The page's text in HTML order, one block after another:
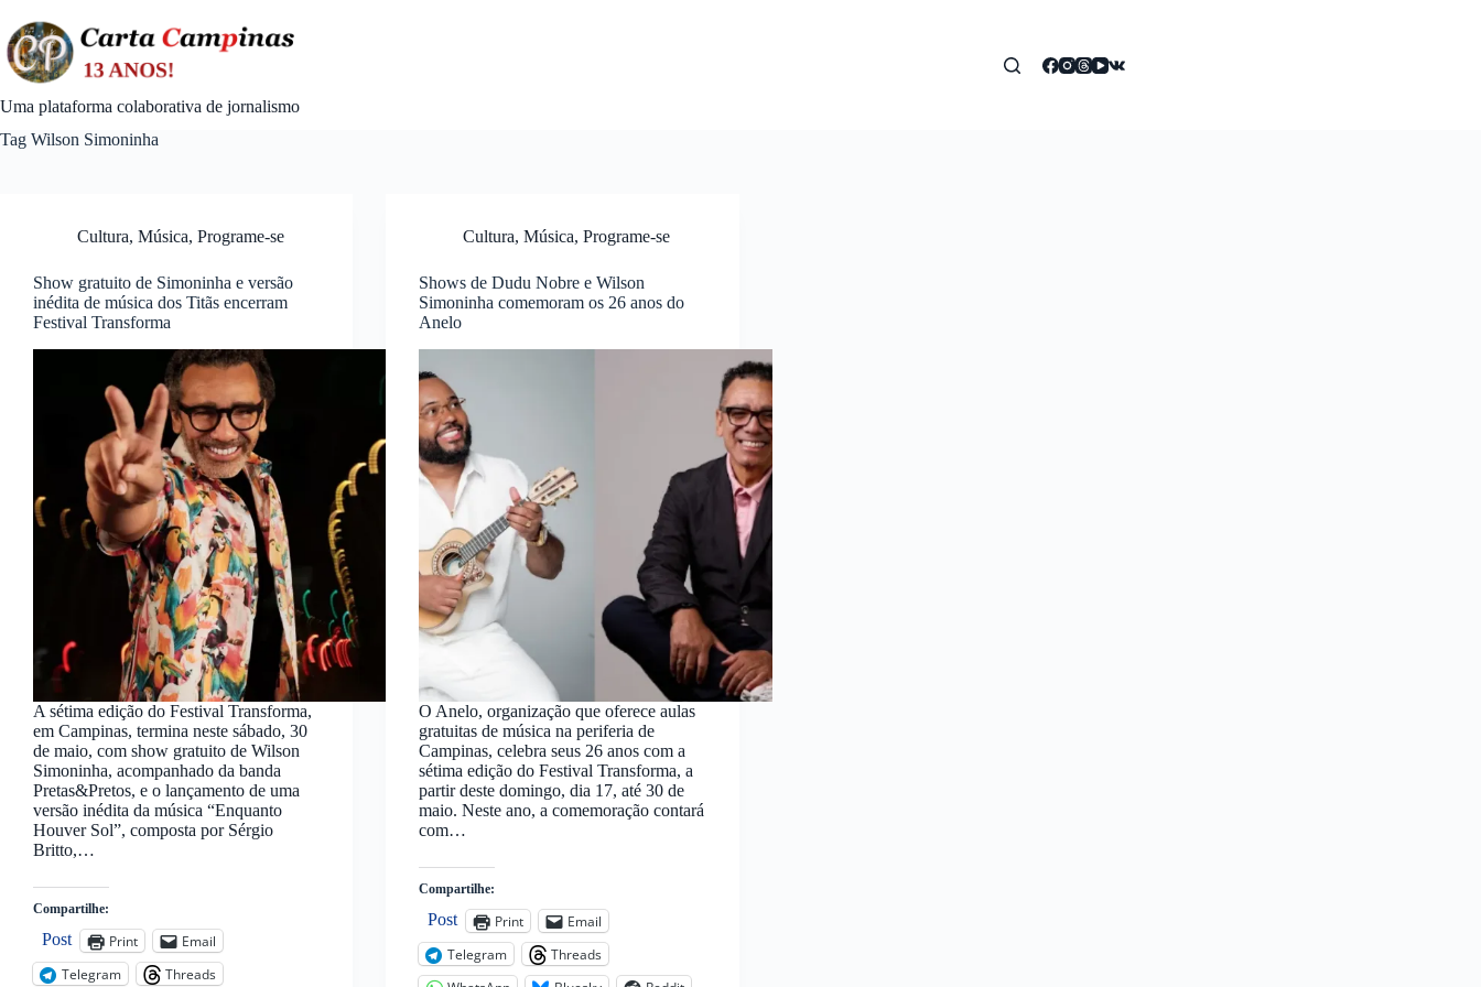
content
Uma plataforma colaborativa de jornalismo
Tag Wilson Simoninha
Cultura, Música, Programe-se
Show gratuito de Simoninha e versão
inédita de música dos Titãs encerram
Festival Transforma
A sétima edição do Festival Transforma,
em Campinas, termina neste sábado, 30
de maio, com show gratuito de Wilson
Simoninha, acompanhado da banda
Pretas&Pretos, e o lançamento de uma
versão inédita da música “Enquanto
Houver Sol”, composta por Sérgio
Britto,…
Compartilhe:
Post Print
Email
Telegram
Threads
Cultura,Música,Programe-se
Shows de Dudu Nobre e Wilson
Simoninha comemoram os 26 anos do
Anelo
O Anelo, organização que oferece aulas
gratuitas de música na periferia de
Campinas, celebra seus 26 anos com a
sétima edição do Festival Transforma, a
partir deste domingo, dia 17, até 30 de
maio. Neste ano, a comemoração contará
com…
Compartilhe:
Post Print
Email
Telegram
Threads